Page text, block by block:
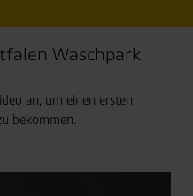
Waschpark
an, um einen ersten
bekommen.